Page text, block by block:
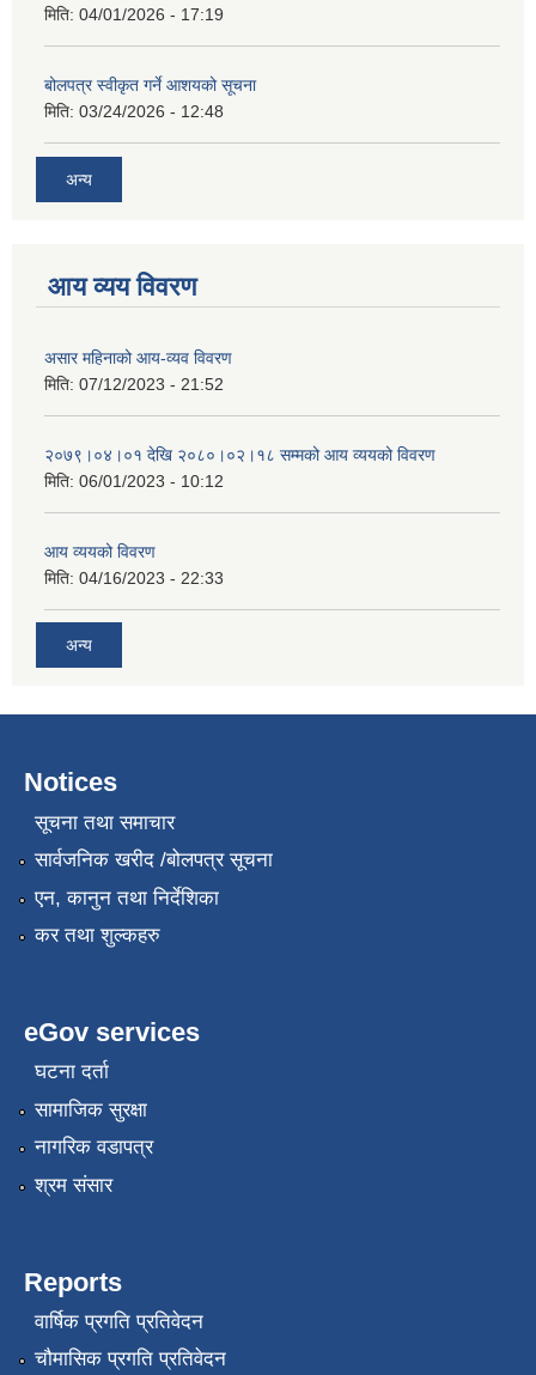
मिति: 04/01/2026 - 17:19
बोलपत्र स्वीकृत गर्ने आशयको सूचना
मिति: 03/24/2026 - 12:48
अन्य
आय व्यय विवरण
असार महिनाको आय-व्यव विवरण
मिति: 07/12/2023 - 21:52
२०७९।०४।०१ देखि २०८०।०२।१८ सम्मको आय व्ययको विवरण
मिति: 06/01/2023 - 10:12
आय व्ययको विवरण
मिति: 04/16/2023 - 22:33
अन्य
Notices
सूचना तथा समाचार
सार्वजनिक खरीद /बोलपत्र सूचना
एन, कानुन तथा निर्देशिका
कर तथा शुल्कहरु
eGov services
घटना दर्ता
सामाजिक सुरक्षा
नागरिक वडापत्र
श्रम संसार
Reports
वार्षिक प्रगति प्रतिवेदन
चौमासिक प्रगति प्रतिवेदन